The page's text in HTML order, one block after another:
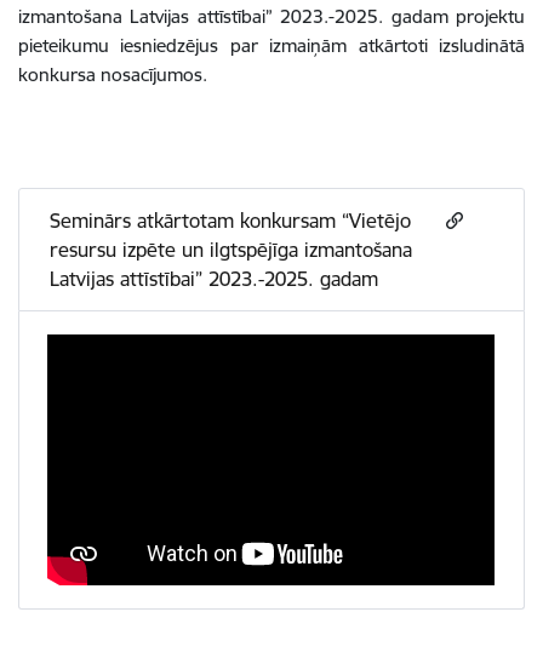
izmantošana Latvijas attīstībai” 2023.-2025. gadam projektu
pieteikumu iesniedzējus par izmaiņām atkārtoti izsludinātā
konkursa nosacījumos.
Seminārs atkārtotam konkursam “Vietējo
resursu izpēte un ilgtspējīga izmantošana
Latvijas attīstībai” 2023.-2025. gadam